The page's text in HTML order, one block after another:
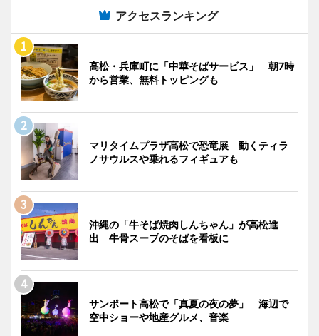
アクセスランキング
高松・兵庫町に「中華そばサービス」 朝7時
から営業、無料トッピングも
マリタイムプラザ高松で恐竜展 動くティラ
ノサウルスや乗れるフィギュアも
沖縄の「牛そば焼肉しんちゃん」が高松進
出 牛骨スープのそばを看板に
サンポート高松で「真夏の夜の夢」 海辺で
空中ショーや地産グルメ、音楽